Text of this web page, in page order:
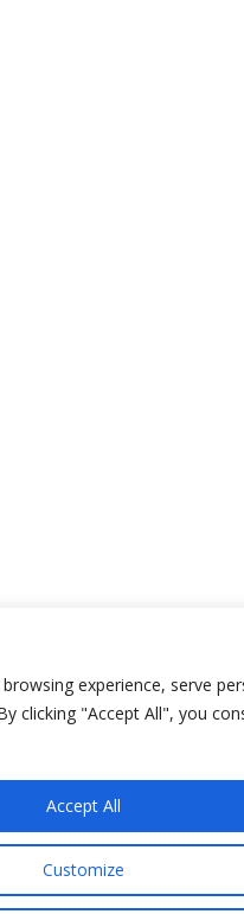
experience, serve
clicking "Accept All", you
Customize
Accept All